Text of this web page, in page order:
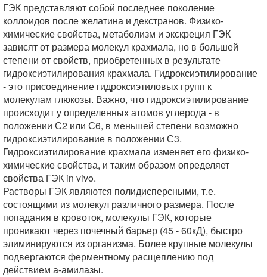
ГЭК представляют собой последнее поколение
коллоидов после желатина и декстранов. Физико-
химические свойства, метаболизм и экскреция ГЭК
зависят от размера молекул крахмала, но в большей
степени от свойств, приобретенных в результате
гидроксиэтилирования крахмала. Гидроксиэтилирование
- это присоединение гидроксиэтиловых групп к
молекулам глюкозы. Важно, что гидроксиэтилирование
происходит у определенных атомов углерода - в
положении С2 или С6, в меньшей степени возможно
гидроксиэтилирование в положении С3.
Гидроксиэтилирование крахмала изменяет его физико-
химические свойства, и таким образом определяет
свойства ГЭК in vivo.
Растворы ГЭК являются полидисперсными, т.е.
состоящими из молекул различного размера. После
попадания в кровоток, молекулы ГЭК, которые
проникают через почечный барьер (45 - 60кД), быстро
элиминируются из организма. Более крупные молекулы
подвергаются ферментному расщеплению под
действием а-амилазы.